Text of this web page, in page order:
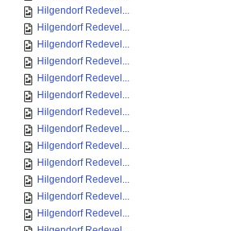
Hilgendorf Redevel...
Hilgendorf Redevel...
Hilgendorf Redevel...
Hilgendorf Redevel...
Hilgendorf Redevel...
Hilgendorf Redevel...
Hilgendorf Redevel...
Hilgendorf Redevel...
Hilgendorf Redevel...
Hilgendorf Redevel...
Hilgendorf Redevel...
Hilgendorf Redevel...
Hilgendorf Redevel...